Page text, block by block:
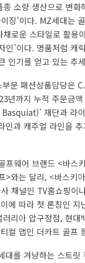
소량 생산으로 변
징’이다. MZ세대는
로운 스타일로 활용
인’이다. 명품처럼
인기를 얻고 있는 추
문 패션상품담당은
년까지 누적 주문금
재단과 라
과 캐주얼 라인을
프웨어 브랜드 <바스
>와는 달리, <바스키
채널인 TV홈쇼핑이
에 따라 첫 론칭인
리아 압구정점, 현대
컬 앱인 더카트 골프
를 겨냥하는 스트